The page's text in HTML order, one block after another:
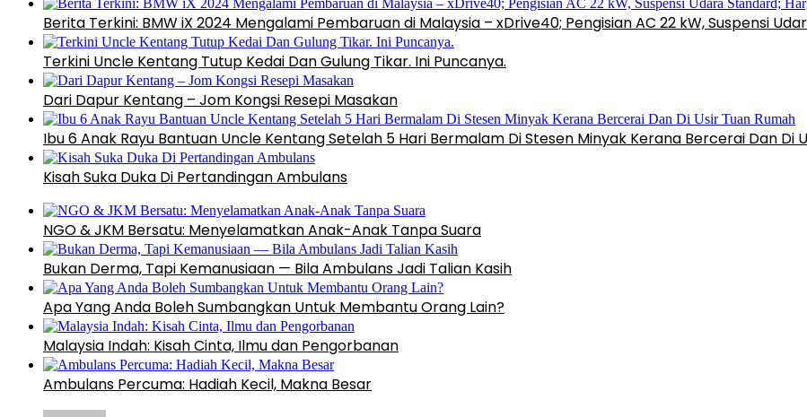
Berita Terkini: BMW iX 2024 Mengalami Pembaruan di Malaysia – xDrive40; Pengisian AC 22 kW, Suspensi
Terkini Uncle Kentang Tutup Kedai Dan Gulung Tikar. Ini Puncanya.
Dari Dapur Kentang – Jom Kongsi Resepi Masakan
Ibu 6 Anak Rayu Bantuan Uncle Kentang Setelah 5 Hari Bermalam Di Stesen Minyak Kerana Bercerai Dan Di
Kisah Suka Duka Di Pertandingan Ambulans
NGO & JKM Bersatu: Menyelamatkan Anak-Anak Tanpa Suara
Bukan Derma, Tapi Kemanusiaan — Bila Ambulans Jadi Talian Kasih
Apa Yang Anda Boleh Sumbangkan Untuk Membantu Orang Lain?
Malaysia Indah: Kisah Cinta, Ilmu dan Pengorbanan
Ambulans Percuma: Hadiah Kecil, Makna Besar